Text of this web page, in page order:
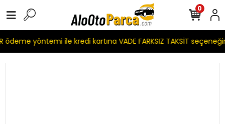
ödeme yöntemi ile kredi kartına VADE FARKSIZ TAKSİT
0